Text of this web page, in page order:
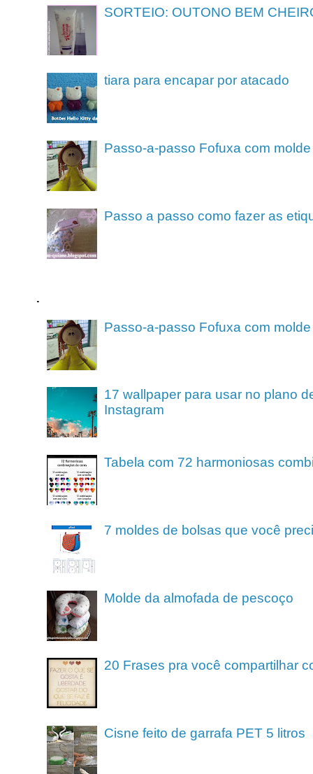
SORTEIO: OUTONO BEM
tiara para encapar por atacado
Passo-a-passo Fofuxa com molde
Passo a passo como fazer as
.
Passo-a-passo Fofuxa com molde
17 wallpaper para usar no plano
Instagram
Tabela com 72 harmoniosas
7 moldes de bolsas que você
Molde da almofada de pescoço
20 Frases pra você compartilhar
Cisne feito de garrafa PET 5 litros